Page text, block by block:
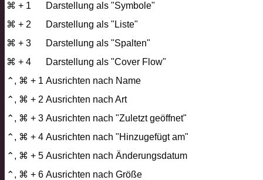
⌘ + 1
Darstellung als "Symbole"
⌘ + 2
Darstellung als "Liste"
⌘ + 3
Darstellung als "Spalten"
⌘ + 4
Darstellung als "Cover Flow"
⌃, ⌘ + 1 Ausrichten nach Name
⌃, ⌘ + 2 Ausrichten nach Art
⌃, ⌘ + 3 Ausrichten nach "Zuletzt geöffnet"
⌃, ⌘ + 4 Ausrichten nach "Hinzugefügt am"
⌃, ⌘ + 5 Ausrichten nach Änderungsdatum
⌃, ⌘ + 6 Ausrichten nach Größe